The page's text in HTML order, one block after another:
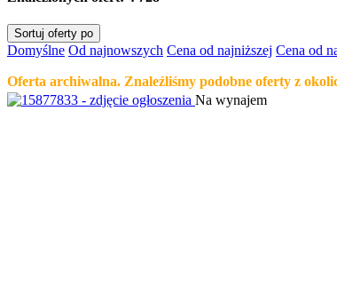
Sortuj oferty po
Domyślne Od najnowszych Cena od najniższej Cena od
Oferta archiwalna. Znaleźliśmy podobne oferty z
Na wynajem